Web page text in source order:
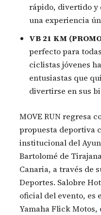
rápido, divertido y
una experiencia
VB 21 KM
perfecto para
ciclistas jóvenes
entusiastas que
divertirse en sus
MOVE RUN regresa
propuesta deportiva
institucional del
Bartolomé de
Canaria, a través de
Deportes. Salobre
oficial del evento, es
Yamaha Flick Motos,